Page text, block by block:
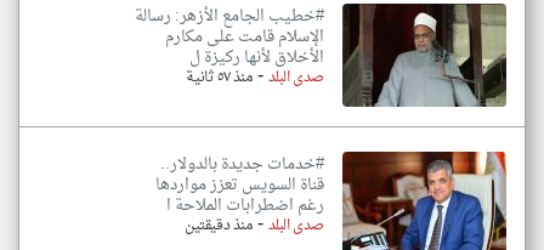
#خطيب الجامع الأزهر: رسالة
الإسلام قامت على مكارم
الأخلاق لأنها ركيزة ل
صدى البلد-منذ ٥٧ ثانية
#خدمات جديدة بالدولار..
قناة السويس تعزز مواردها
رغم اضطرابات الملاحة ا
صدى البلد-منذ دقيقتين